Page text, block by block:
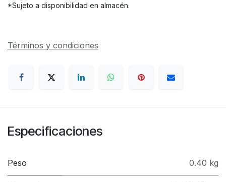
*Sujeto a disponibilidad en almacén.
Términos y condiciones
Especificaciones
Peso 0.40 kg